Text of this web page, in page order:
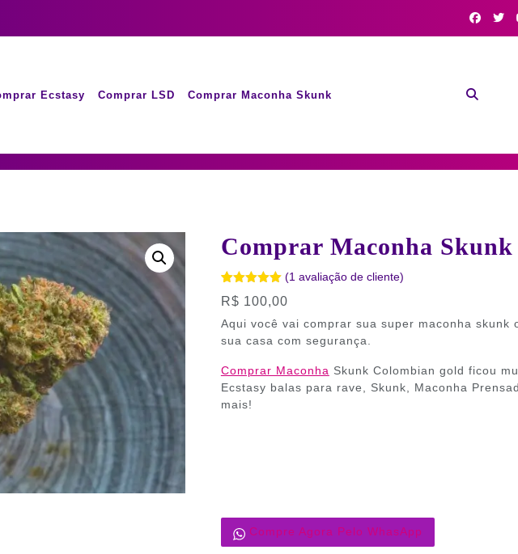
Ecstasy Comprar LSD Comprar Maconha Skunk
Comprar Maconha Skunk
Avaliado
como5.00
baseado
em
1
(1 avaliação de cliente)
R$ 100,00
Aqui você vai comprar sua super maconha skunk
sua casa com segurança.
Comprar Maconha Skunk Colombian gold ficou
Ecstasy balas para rave, Skunk, Maconha
mais!
Compre Agora Pelo WhasApp